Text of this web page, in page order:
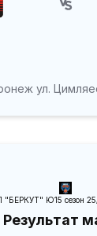
ул.
"БЕРКУТ" Ю15 сезон
Результат